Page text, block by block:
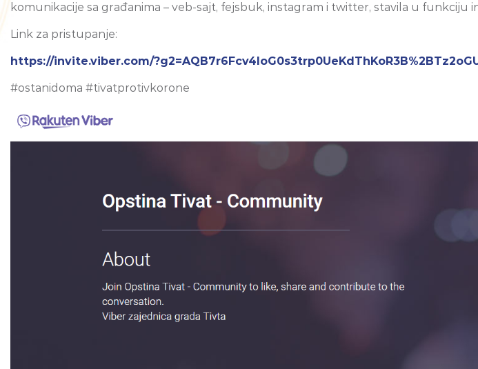
komunikacije sa građanima – veb-sajt, fejsbuk, instagram i twitter, stavila u funkciju
Link za pristupanje:
https://invite.viber.com/
#ostanidoma #tivatprotivkorone